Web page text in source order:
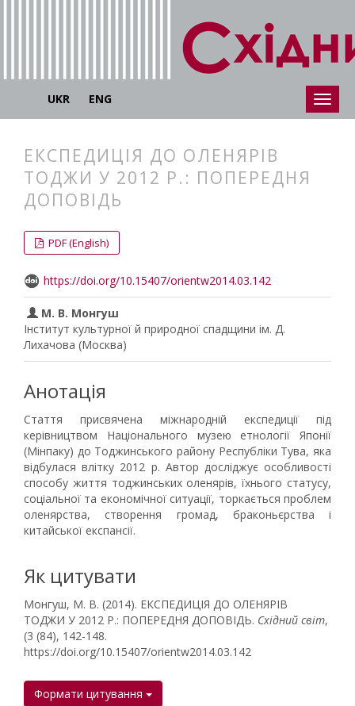
UKR ENG
ЕКСПЕДИЦІЯ ДО ОЛЕНЯРІВ
ТОДЖИ У 2012 Р.: ПОПЕРЕДНЯ
ДОПОВІДЬ
PDF (English)
https://doi.org/10.15407/orientw2014.03.142
М. В. Монгуш
Інститут культурної й природної спадщини ім. Д.
Лихачова (Москва)
Анотація
Стаття присвячена міжнародній експедиції під
керівництвом Національного музею етнології Японії
(Мінпаку) до Тоджинського району Республіки Тува, яка
відбулася влітку 2012 р. Автор досліджує особливості
способу життя тоджинських оленярів, їхнього статусу,
соціальної та економічної ситуації, торкається проблем
оленярства, створення громад, браконьєрства і
китайської експансії.
Як цитувати
Монгуш, М. В. (2014). ЕКСПЕДИЦІЯ ДО ОЛЕНЯРІВ
ТОДЖИ У 2012 Р.: ПОПЕРЕДНЯ ДОПОВІДЬ. Східний світ,
(3 (84), 142-148.
https://doi.org/10.15407/orientw2014.03.142
Формати цитування